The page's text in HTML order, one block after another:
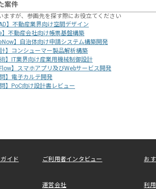
案件
ますが、参画先を探す際にお役立てください
】不動産業界向け空間デザイン
】不動産会社向け帳票基盤構築
】自治体向け申請システム構築開発
計】コンシューマー製品解析構築
術】IT業界向け産業用機械制御設計
】スマホアプリ及びWebサービス開発
問】電子カルテ開発
問】PoC向け設計書レビュー
イド ご利用者インタビュー お
運営会社 利